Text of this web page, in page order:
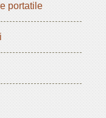
portatile